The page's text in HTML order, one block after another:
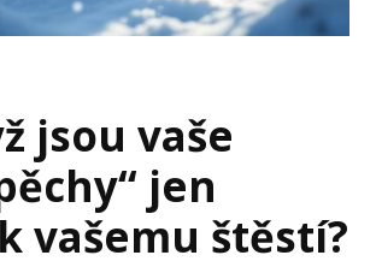
jsou vaše
jen
vašemu štěstí?